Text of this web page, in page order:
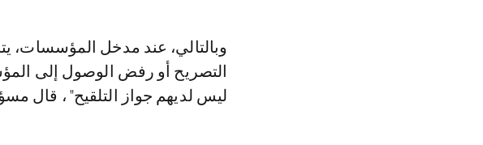
وبالتالي، عند مدخل المؤسسات،
التصريح أو رفض الوصول إلى
ليس لديهم جواز التلقيح" ، قال